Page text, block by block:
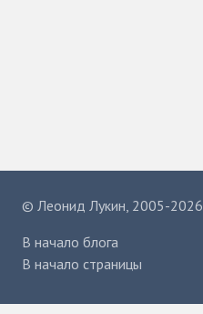
© Леонид Лукин , 2005-2026
В начало блога
В начало страницы